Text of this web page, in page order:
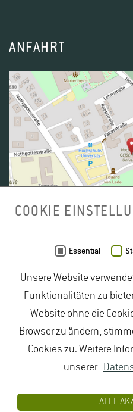
ANFAHRT
OpenStreetMap -
duales Studium Gartenbau
Lebensmittelrecht Studium
Studium| Naturschutz
Studium| Studiengang
Lebensmittel |
COOKIE
Essential
Unsere Website
Funktionalitäten zu
Website ohne die
Browser zu ändern,
Cookies zu. Weitere
unserer
ALLE